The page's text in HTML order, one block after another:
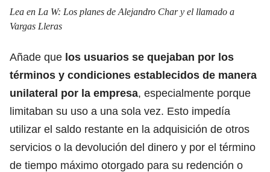
Lea en La W: Los planes de Alejandro Char y el llamado a
Vargas Lleras
Añade que los usuarios se quejaban por los
términos y condiciones establecidos de manera
unilateral por la empresa, especialmente porque
limitaban su uso a una sola vez. Esto impedía
utilizar el saldo restante en la adquisición de otros
servicios o la devolución del dinero y por el término
de tiempo máximo otorgado para su redención o